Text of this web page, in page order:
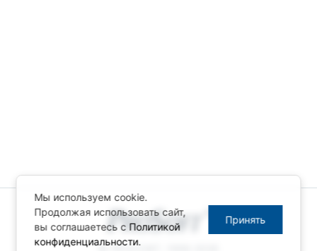
© ПРОСОФТ, 1996-2026
Мы используем cookie.
Продолжая использовать сайт,
вы соглашаетесь с Политикой
конфиденциальности.
Принять